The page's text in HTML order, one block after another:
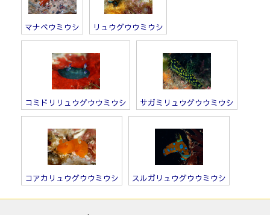
マナベウミウシ リュウグウウミウシ
コミドリリュウグウウミウシ サガミリュウグウウミウシ
コアカリュウグウウミウシ スルガリュウグウウミウシ